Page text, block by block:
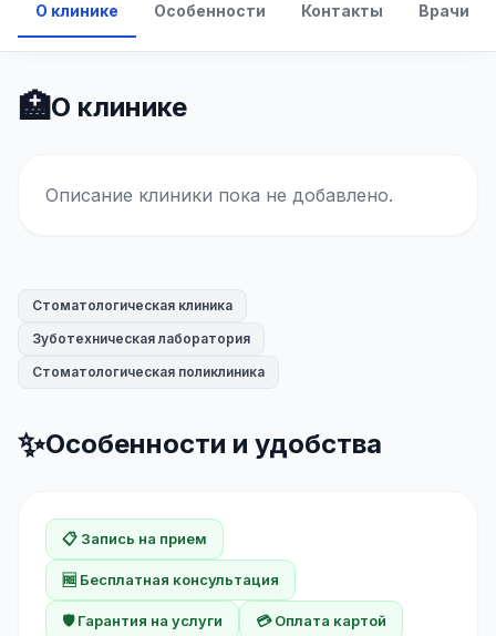
О клинике Особенности Контакты Врачи
🏥О клинике
Описание клиники пока не добавлено.
Стоматологическая клиника
Зуботехническая лаборатория
Стоматологическая поликлиника
✨Особенности и удобства
📋 Запись на прием
🆓 Бесплатная консультация
🛡️ Гарантия на услуги 💳 Оплата картой